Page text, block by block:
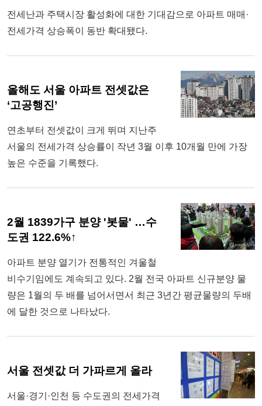
전세난과 주택시장 활성화에 대한 기대감으로 아파트 매매·
전세가격 상승폭이 동반 확대됐다.
올해도 서울 아파트 전셋값은
‘고공행진’
연초부터 전셋값이 크게 뛰며 지난주
서울의 전세가격 상승률이 작년 3월 이후 10개월 만에 가장
높은 수준을 기록했다.
2월 1839가구 분양 '봇물' …수
도권 122.6%↑
아파트 분양 열기가 전통적인 겨울철
비수기임에도 계속되고 있다. 2월 전국 아파트 신규분양 물
량은 1월의 두 배를 넘어서면서 최근 3년간 평균물량의 두배
에 달한 것으로 나타났다.
서울 전셋값 더 가파르게 올라
서울·경기·인천 등 수도권의 전세가격